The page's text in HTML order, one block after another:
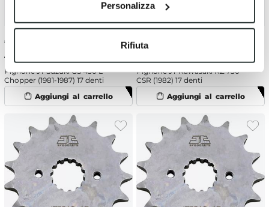
Personalizza
Rifiuta
€
€ 13.32
Pignone JT Suzuki GS 450 L
Chopper (1981-1987) 17 denti
€
Pignone JT Kawasaki KZ 750
CSR (1982) 17 denti